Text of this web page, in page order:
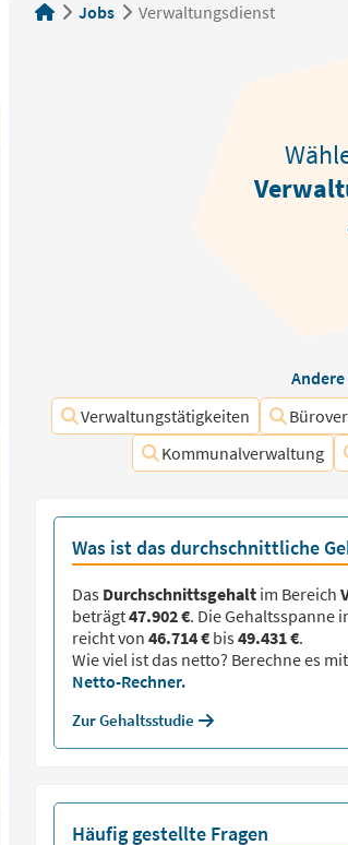
Jobs Verwaltungsdienst
Verwaltungstätigkeiten
Kommunalverwaltung
Was ist das durchschnittliche
Das Durchschnittsgehaltim Bereich
beträgt47.902 €. Die Gehaltsspanne
reicht von 46.714 €bis49.431 €.
Wie viel ist das netto? Berechne es
Netto-Rechner.
Zur Gehaltsstudie
Häufig gestellte Fragen